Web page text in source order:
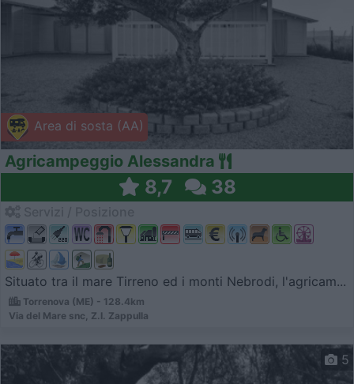
Area di sosta (AA)
Agricampeggio Alessandra
8,7 38
Situato tra il mare Tirreno ed i monti Nebrodi, l'agricam...
Torrenova (ME) - 128.4km
Via del Mare snc, Z.I. Zappulla
5